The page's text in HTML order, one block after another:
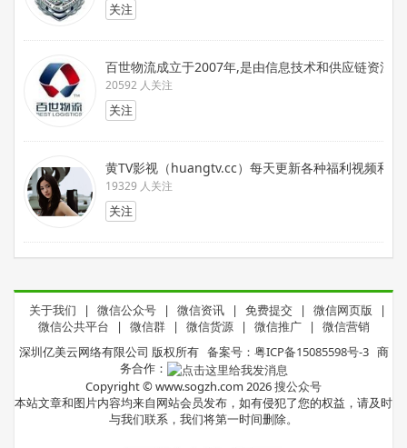
关注
百世物流成立于2007年,是由信息技术和供应链资深
20592 人关注
关注
黄TV影视（huangtv.cc）每天更新各种福利视频和
19329 人关注
关注
关于我们 | 微信公众号 | 微信资讯 | 免费提交 | 微信网页版
|
微信公共平台
| 微信群 | 微信货源 | 微信推广 |
微信营销
深圳亿美云网络有限公司 版权所有 备案号：粤ICP备15085598号-3商
务合作：
Copyright © www.sogzh.com 2026搜公众号
本站文章和图片内容均来自网站会员发布，如有侵犯了您的权益，请及时
与我们联系，我们将第一时间删除。